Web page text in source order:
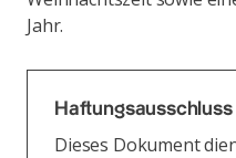
Jahr.
Haftungsausschluss
Dieses Dokument